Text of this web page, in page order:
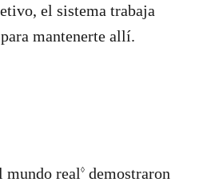
el sistema trabaja
mantenerte allí.
mundo real◊ demostraron